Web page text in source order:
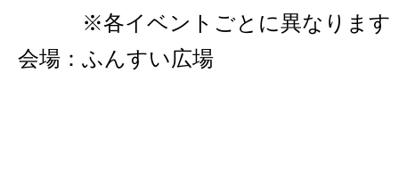
※各イベントごとに異なります
会場：ふんすい広場